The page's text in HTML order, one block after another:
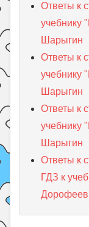
Ответы к
учебнику
Шарыгин
Ответы к
учебнику
Шарыгин
Ответы к
учебнику
Шарыгин
Ответы к
ГДЗ к